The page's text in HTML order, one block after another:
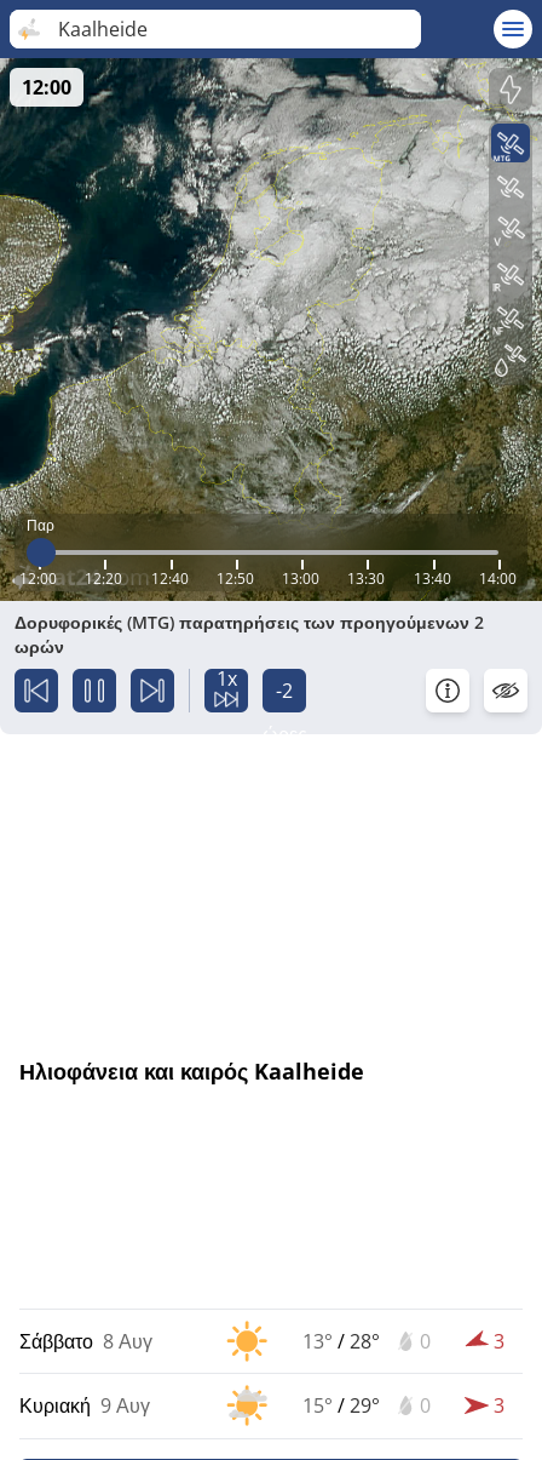
Kaalheide
Παρ
12:00 12:20 12:40 12:50 13:00 13:30 13:40 14:00
12:00
Δορυφορικές (MTG) παρατηρήσεις των προηγούμενων 2
ωρών
1x
-2
Ηλιοφάνεια και καιρός Kaalheide
Σάββατο 8 Αυγ 13° /28° 0 3
Κυριακή 9 Αυγ 15° /29° 0 3